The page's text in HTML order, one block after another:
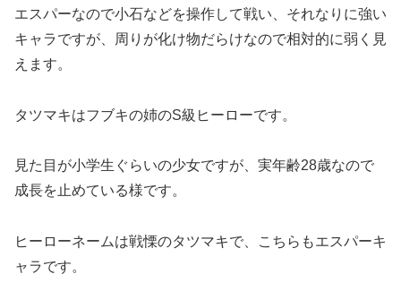
エスパーなので小石などを操作して戦い、それなりに強い
キャラですが、周りが化け物だらけなので相対的に弱く見
えます。
タツマキはフブキの姉のS級ヒーローです。
見た目が小学生ぐらいの少女ですが、実年齢28歳なので
成長を止めている様です。
ヒーローネームは戦慄のタツマキで、こちらもエスパーキ
ャラです。